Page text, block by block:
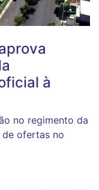
à
no regimento da
de ofertas no